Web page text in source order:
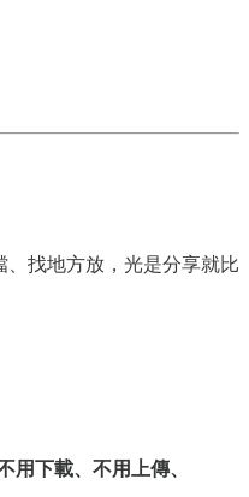
找地方放，光是分享就比
下載、不用上傳、